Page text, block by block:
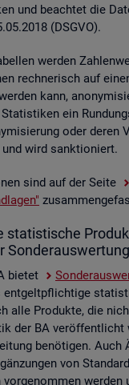
und be­ach­tet die
(DSGVO).
wer­den
rech­ne­risch auf
kann,
ein
oder deren
wird sank­tio­niert.
sind auf der Seite
sta­tis­ti­sche
bie­tet
ent­gelt­pflich­ti­ge
alle Pro­duk­te, die
der BA ver­öf­fent­licht
be­nö­ti­gen. Auch
von
vor­ge­nom­men